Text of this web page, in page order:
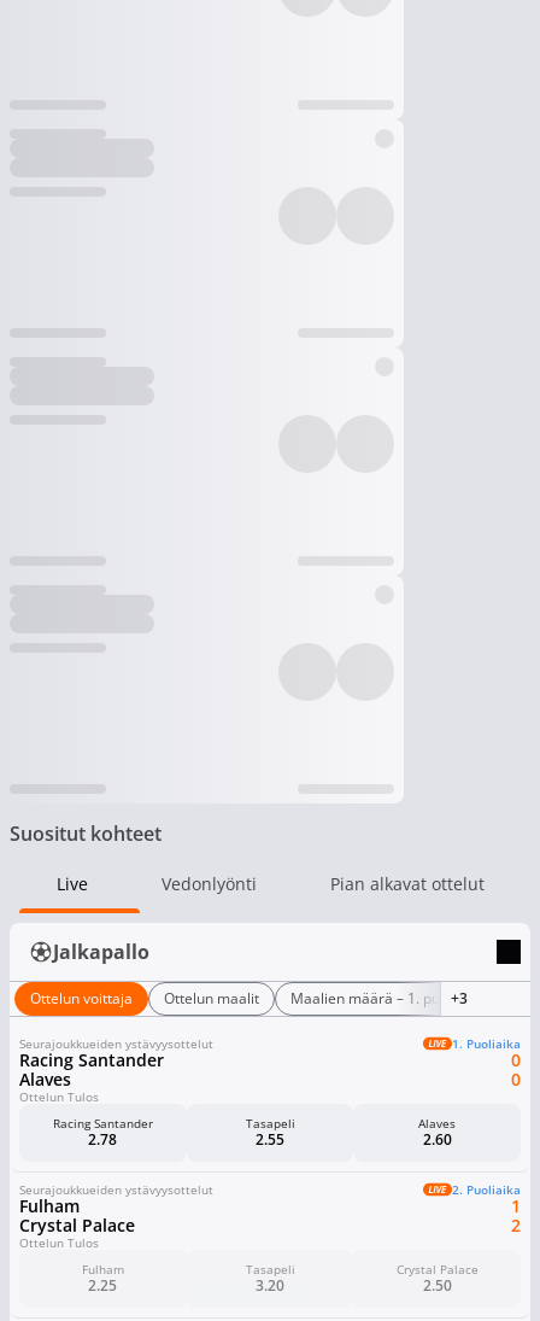
Suositut kohteet
Live Vedonlyönti Pian alkavat ottelut
Jalkapallo
Ottelun voittaja Ottelun maalit Maalien määrä – 1. puoliaika
+3
Seurajoukkueiden ystävyysottelut 1. Puoliaika
Racing Santander
Alaves
0
0
Ottelun Tulos
Racing Santander
2.78
Tasapeli
2.55
Alaves
2.60
Seurajoukkueiden ystävyysottelut 2. Puoliaika
Fulham
Crystal Palace
1
2
Ottelun Tulos
Fulham
2.25
Tasapeli
3.20
Crystal Palace
2.50